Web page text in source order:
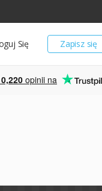
Zapisz się
Się
opinii na